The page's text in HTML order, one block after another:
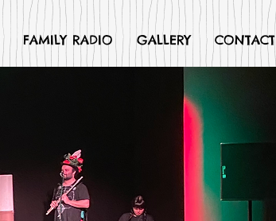
FAMILY RADIO GALLERY CONTACT